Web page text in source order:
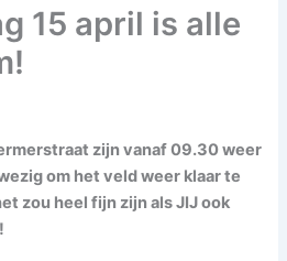
15 april is alle
zijn vanaf 09.30 weer
om het veld weer klaar te
zou heel fijn zijn als JIJ ook